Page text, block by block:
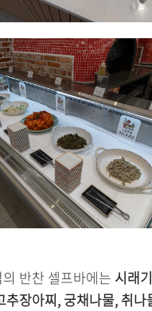
반찬 셀프바에는 시래
추장아찌, 궁채나물, 취나